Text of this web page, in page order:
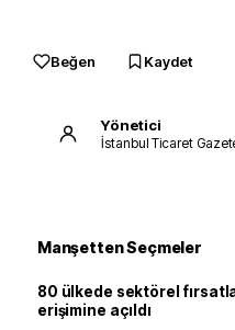
Beğen Kaydet
Yönetici
İstanbul Ticaret
Manşetten Seçmeler
80 ülkede sektörel
erişimine açıldı